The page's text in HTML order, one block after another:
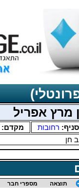
מרץ אפריל
סניף: רחובות מקדם:
חן
תוצאה מספרי חבר